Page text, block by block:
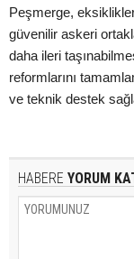
Peşmerge,
güvenilir askeri
daha ileri
reformlarını
ve teknik destek
HABERE YORUM